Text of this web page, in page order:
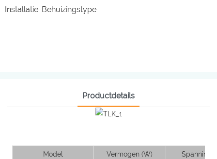
Installatie: Behuizingstype
Productdetails
Model Vermogen (W) Spanning